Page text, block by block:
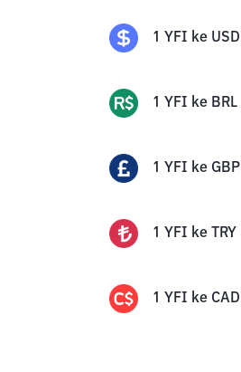
1 YFI ke USD
1 YFI ke BRL
1 YFI ke GBP
1 YFI ke TRY
1 YFI ke CAD